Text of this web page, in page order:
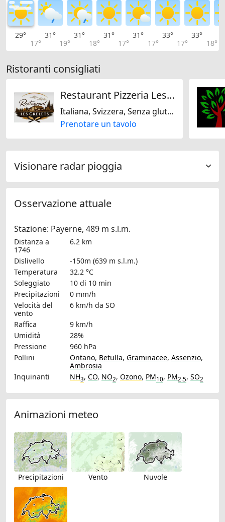
29°
17°
31°
19°
31°
18°
31°
17°
31°
17°
33°
17°
33°
18°
Ristoranti consigliati
Restaurant Pizzeria Les Grelets
Italiana, Svizzera, Senza glutine, Senza lattosio
Prenotare un tavolo
Visionare radar pioggia
Osservazione attuale
Stazione: Payerne, 489 m s.l.m.
Distanza a
1746
6.2 km
Dislivello
-150m (639 m s.l.m.)
Temperatura
32.2 °C
Soleggiato
10 di 10 min
Precipitazioni
0 mm/h
Velocità del
vento
6 km/h da SO
Raffica
9 km/h
Umidità
28%
Pressione
960 hPa
Pollini
Ontano, Betulla, Graminacee, Assenzio,
Ambrosia
Inquinanti
NH3, CO, NO2, Ozono, PM10, PM2.5, SO2
Animazioni meteo
Precipitazioni Vento Nuvole